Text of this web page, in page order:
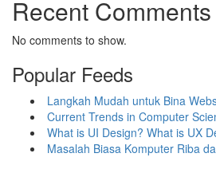
Recent Comments
No comments to show.
Popular Feeds
Langkah Mudah untuk Bina
Current Trends in Computer
What is UI Design? What is UX
Masalah Biasa Komputer Riba